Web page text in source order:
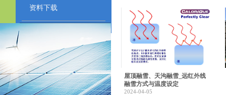
屋顶融雪、天沟融雪_远红外线
融雪方式与温度设定
2024-04-05
资料下载